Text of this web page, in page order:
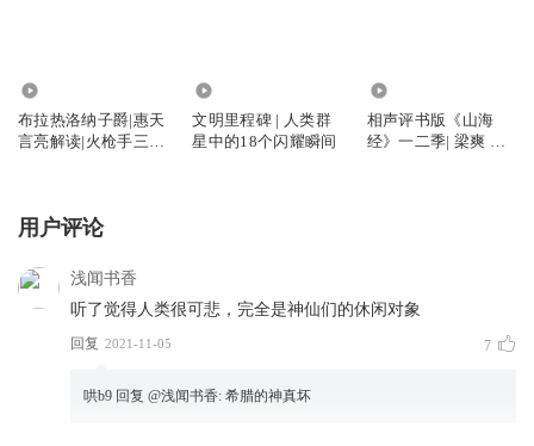
布拉热洛纳子爵|惠天
言亮解读|火枪手三部
文明里程碑 | 人类群
星中的18个闪耀瞬间
相声评书版《山海
经》一二季| 梁爽 一
用户评论
浅闻书香
听了觉得人类很可悲，完全是神仙们的休闲对象
回复 2021-11-05 7
哄b9 回复 @浅闻书香: 希腊的神真坏